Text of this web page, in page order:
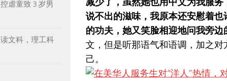
说不出的滋味，我原本还安慰着
的功夫，她又笑脸相迎地问我旁边
文，但是听那语气和语调，加之
己。
虐童致 3 岁男
文科，理工科